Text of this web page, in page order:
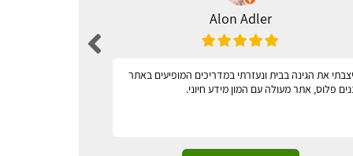
Alon Adler
את הגינה בבית ונעזרתי במדריכים המופיעים באתר
פלוס, אתר מעולה עם המון מידע חיוני.